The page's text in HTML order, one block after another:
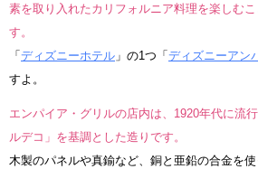
素を取り入れたカリフォルニア料理を楽しむ
す。
「 ディズニーホテル 」の1つ「 ディズニーアン
すよ。
エンパイア・グリルの店内は、1920年代に流
ルデコ」を基調とした造りです。
木製のパネルや真鍮など、銅と亜鉛の合金を